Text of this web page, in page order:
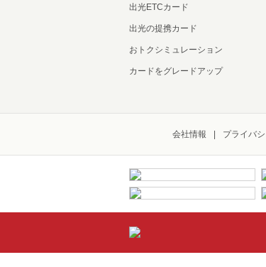
出光ETCカード
出光の提携カード
おトクシミュレーション
カードをグレードアップ
会社情報 プライバ